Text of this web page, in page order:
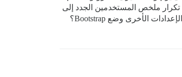
تكرار ملخص المستخدمين الجدد إلى